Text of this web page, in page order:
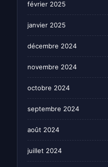
février 2025
janvier 2025
décembre 2024
novembre 2024
octobre 2024
septembre 2024
août 2024
juillet 2024